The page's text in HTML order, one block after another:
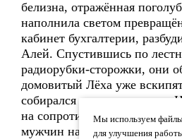
белизна, отражённая
наполнила светом
кабинет бухгалтерии,
Алей. Спустившись по
радиорубки-сторожки, они
домовитый Лёха уже
собирался жарить яичницу.
на сопротивление Матвеева,
мужчин на утреннюю
Мы используем
для улучшения